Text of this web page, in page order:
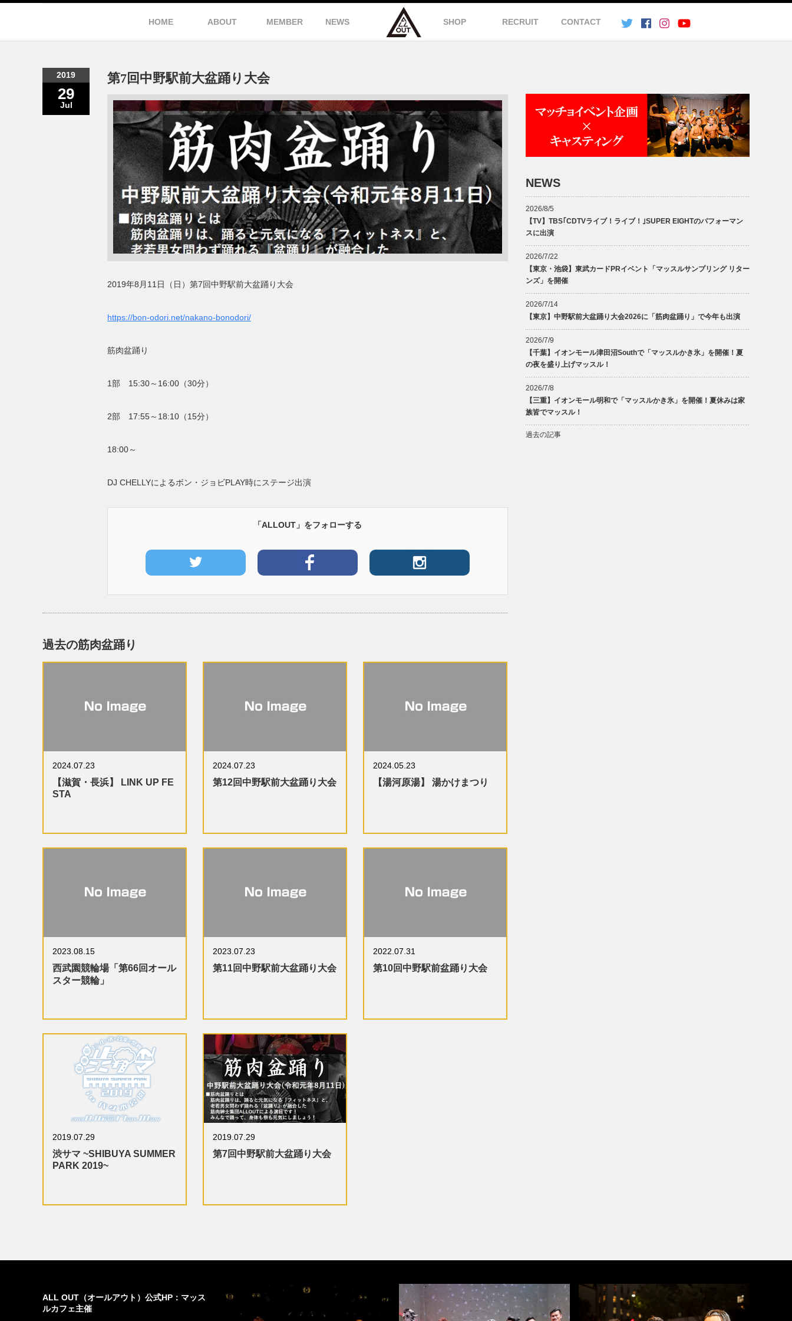
HOME ABOUT MEMBER NEWS SHOP RECRUIT CONTACT
2019
29
Jul
第7回中野駅前大盆踊り大会
2019年8月11日（日）第7回中野駅前大盆踊り大会
https://bon-odori.net/nakano-bonodori/
筋肉盆踊り
1部 15:30～16:00（30分）
2部 17:55～18:10（15分）
18:00～
DJ CHELLYによるボン・ジョビPLAY時にステージ出演
「ALLOUT」をフォローする
過去の筋肉盆踊り
2024.07.23
【滋賀・長浜】 LINK UP FE
STA
2024.07.23
第12回中野駅前大盆踊り大会
2024.05.23
【湯河原湯】 湯かけまつり
2023.08.15
西武園競輪場「第66回オール
スター競輪」
2023.07.23
第11回中野駅前大盆踊り大会
2022.07.31
第10回中野駅前盆踊り大会
2019.07.29
渋サマ ~SHIBUYA SUMMER
PARK 2019~
2019.07.29
第7回中野駅前大盆踊り大会
NEWS
2026/8/5
【TV】TBS｢CDTVライブ！ライブ！｣SUPER EIGHTのパフォーマン
スに出演
2026/7/22
【東京・池袋】東武カードPRイベント「マッスルサンプリング リター
ンズ」を開催
2026/7/14
【東京】中野駅前大盆踊り大会2026に「筋肉盆踊り」で今年も出演
2026/7/9
【千葉】イオンモール津田沼Southで「マッスルかき氷」を開催！夏
の夜を盛り上げマッスル！
2026/7/8
【三重】イオンモール明和で「マッスルかき氷」を開催！夏休みは家
族皆でマッスル！
過去の記事
ALL OUT（オールアウト）公式HP：マッス
ルカフェ主催